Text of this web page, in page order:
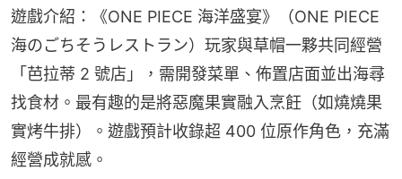
遊戲介紹：《ONE PIECE 海洋盛宴》（ONE PIECE
海のごちそうレストラン）玩家與草帽一夥共同經營
「芭拉蒂 2 號店」，需開發菜單、佈置店面並出海尋
找食材。最有趣的是將惡魔果實融入烹飪（如燒燒果
實烤牛排）。遊戲預計收錄超 400 位原作角色，充滿
經營成就感。